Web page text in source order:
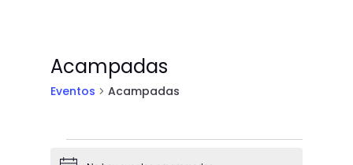
Acampadas
Eventos Acampadas
Eventos